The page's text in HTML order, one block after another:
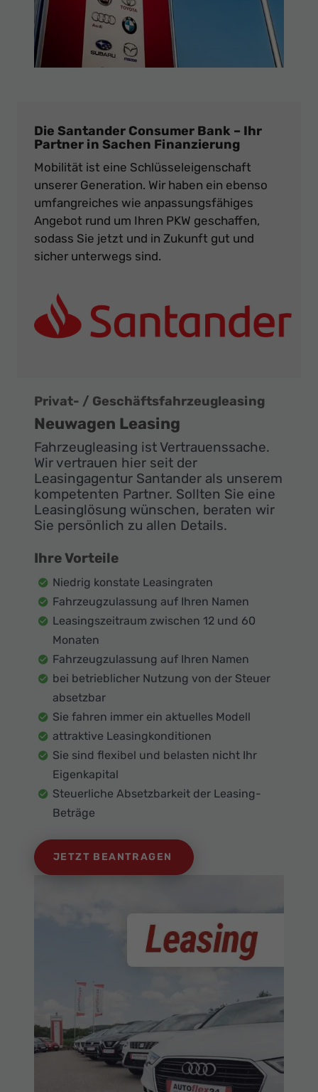
Die Santander Consumer Bank – Ihr
Partner in Sachen Finanzierung
Mobilität ist eine Schlüsseleigenschaft
unserer Generation. Wir haben ein ebenso
umfangreiches wie anpassungsfähiges
Angebot rund um Ihren PKW geschaffen,
sodass Sie jetzt und in Zukunft gut und
sicher unterwegs sind.
Privat- / Geschäftsfahrzeugleasing
Neuwagen Leasing
Fahrzeugleasing ist Vertrauenssache.
Wir vertrauen hier seit der
Leasingagentur Santander als unserem
kompetenten Partner. Sollten Sie eine
Leasinglösung wünschen, beraten wir
Sie persönlich zu allen Details.
Ihre Vorteile
Niedrig konstate Leasingraten
Fahrzeugzulassung auf Ihren Namen
Leasingszeitraum zwischen 12 und 60
Monaten
Fahrzeugzulassung auf Ihren Namen
bei betrieblicher Nutzung von der Steuer
absetzbar
Sie fahren immer ein aktuelles Modell
attraktive Leasingkonditionen
Sie sind flexibel und belasten nicht Ihr
Eigenkapital
Steuerliche Absetzbarkeit der Leasing-
Beträge
JETZT BEANTRAGEN